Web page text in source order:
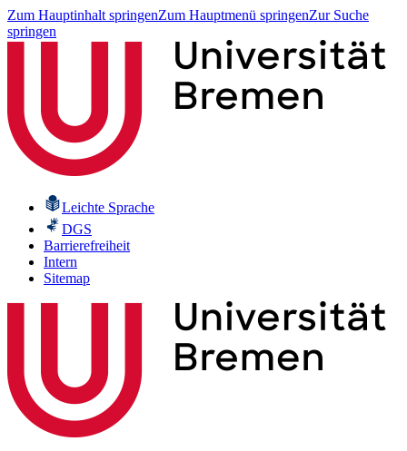
Zum Hauptinhalt springenZum Hauptmenü springenZur Suche
springen
Leichte Sprache
DGS
Barrierefreiheit
Intern
Sitemap